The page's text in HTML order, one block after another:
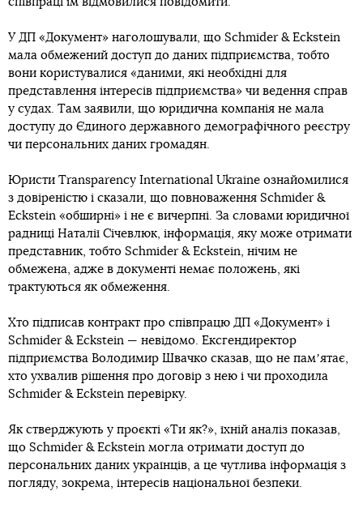
У ДП «Документ» наголошували, що Schmider & Eckstein
мала обмежений доступ до даних підприємства, тобто
вони користувалися «даними, які необхідні для
представлення інтересів підприємства» чи ведення справ
у судах. Там заявили, що юридична компанія не мала
доступу до Єдиного державного демографічного реєстру
чи персональних даних громадян.
Юристи Transparency International Ukraine ознайомилися
з довіреністю і сказали, що повноваження Schmider &
Eckstein «обширні» і не є вичерпні. За словами юридичної
радниці Наталії Січевлюк, інформація, яку може отримати
представник, тобто Schmider & Eckstein, нічим не
обмежена, адже в документі немає положень, які
трактуються як обмеження.
Хто підписав контракт про співпрацю ДП «Документ» і
Schmider & Eckstein — невідомо. Ексгендиректор
підприємства Володимир Швачко сказав, що не памʼятає,
хто ухвалив рішення про договір з нею і чи проходила
Schmider & Eckstein перевірку.
Як стверджують у проєкті «Ти як?», їхній аналіз показав,
що Schmider & Eckstein могла отримати доступ до
персональних даних українців, а це чутлива інформація з
погляду, зокрема, інтересів національної безпеки.